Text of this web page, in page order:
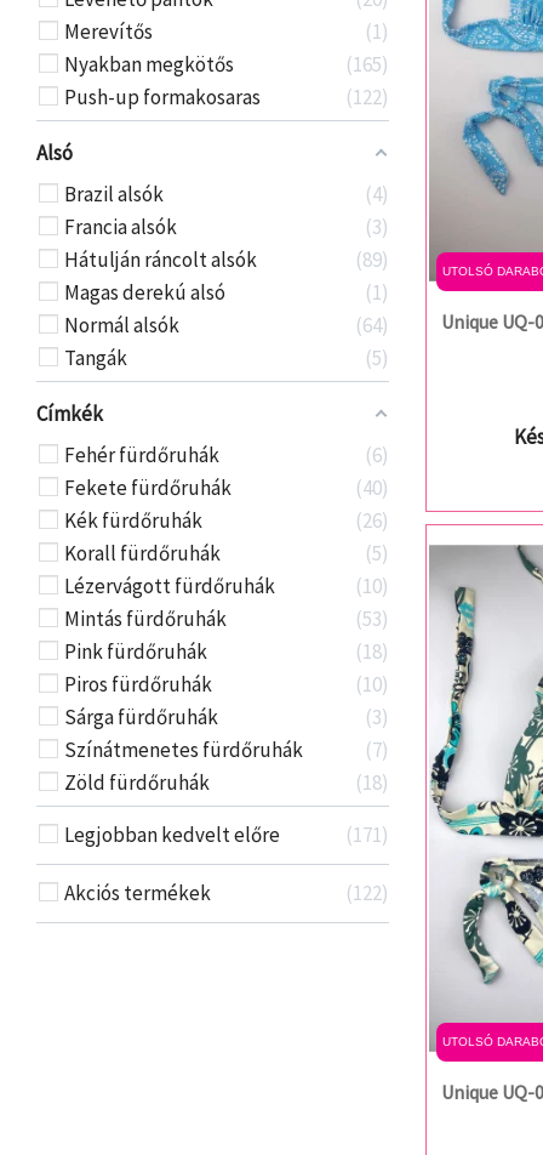
UTOLSÓ
Unique
UTOLSÓ
Unique
Merevítős
1
Nyakban megkötős
165
Push-up formakosaras
122
Alsó
Brazil alsók
4
Francia alsók
3
Hátulján ráncolt alsók
89
Magas derekú alsó
1
Normál alsók
64
Tangák
5
Címkék
Fehér fürdőruhák
6
Fekete fürdőruhák
40
Kék fürdőruhák
26
Korall fürdőruhák
5
Lézervágott fürdőruhák
10
Mintás fürdőruhák
53
Pink fürdőruhák
18
Piros fürdőruhák
10
Sárga fürdőruhák
3
Színátmenetes fürdőruhák
7
Zöld fürdőruhák
18
Legjobban kedvelt előre
171
Akciós termékek 122